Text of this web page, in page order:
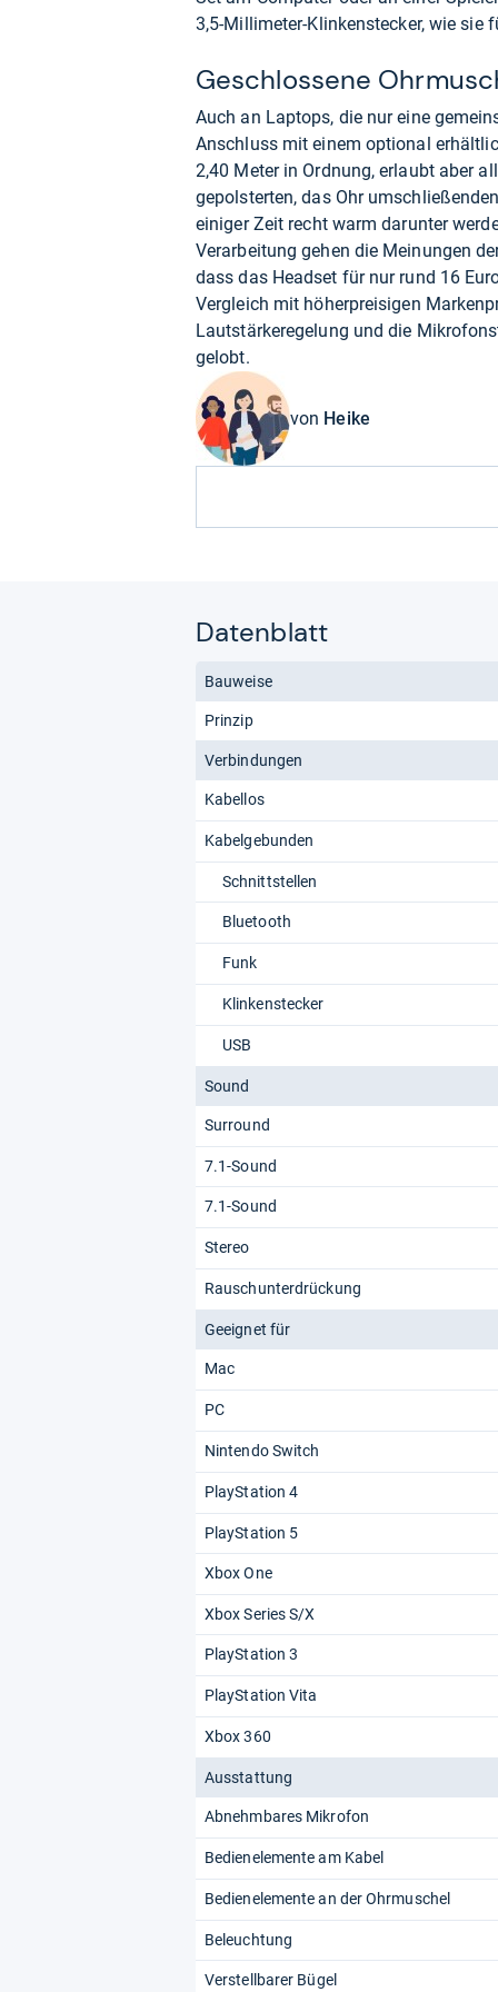
3,5-Millimeter-Klinkenstecker, wie sie
Geschlossene
Auch an Laptops, die nur eine
Anschluss mit einem optional
2,40 Meter in Ordnung, erlaubt aber
gepolsterten, das Ohr
einiger Zeit recht warm darunter
Verarbeitung gehen die Meinungen
dass das Headset für nur rund 16
Vergleich mit höherpreisigen
Lautstärkeregelung und die
gelobt.
von Heike
Datenblatt
Bauweise
Prinzip
Verbindungen
Kabellos
Kabelgebunden
Schnittstellen
Bluetooth
Funk
Klinkenstecker
USB
Sound
Surround
7.1-Sound
7.1-Sound
Stereo
Rauschunterdrückung
Geeignet für
Mac
PC
Nintendo Switch
PlayStation 4
PlayStation 5
Xbox One
Xbox Series S/X
PlayStation 3
PlayStation Vita
Xbox 360
Ausstattung
Abnehmbares Mikrofon
Bedienelemente am Kabel
Bedienelemente an der Ohrmuschel
Beleuchtung
Verstellbarer Bügel